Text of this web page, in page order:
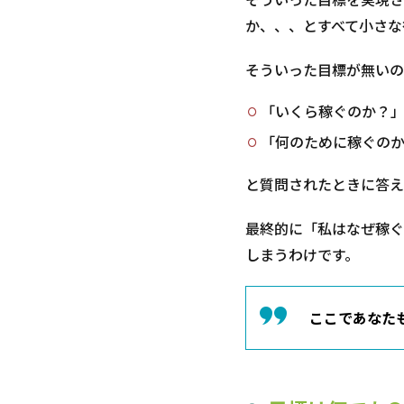
か、、、とすべて小さ
そういった目標が無い
「いくら稼ぐのか？」
「何のために稼ぐの
と質問されたときに答
最終的に「私はなぜ稼
しまうわけです。
ここであなた